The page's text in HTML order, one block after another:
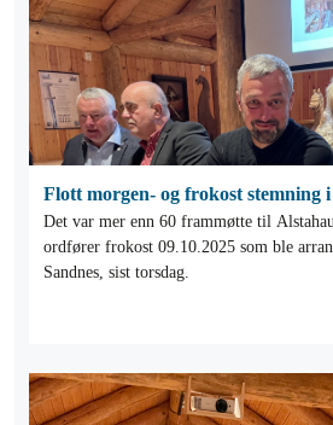
Flott morgen- og frokost stemning
Det var mer enn 60 frammøtte til
ordfører frokost 09.10.2025 som ble
Sandnes, sist torsdag.